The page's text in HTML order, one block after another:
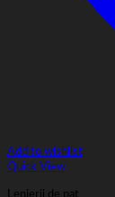
Add to wishlist
Quick View
Lenjerii de pat